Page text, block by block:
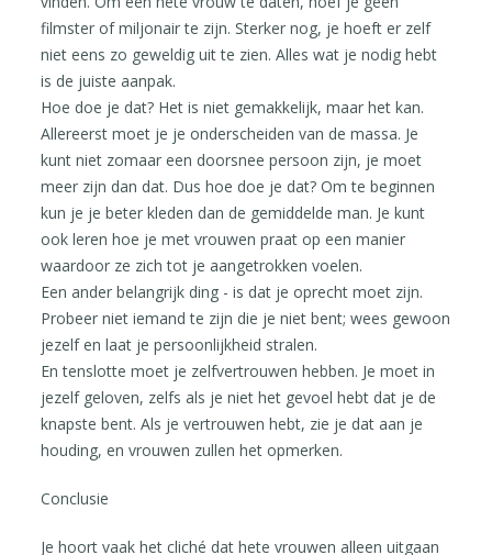
filmster of miljonair te zijn. Sterker nog, je hoeft er zelf
niet eens zo geweldig uit te zien. Alles wat je nodig hebt
is de juiste aanpak.
Hoe doe je dat? Het is niet gemakkelijk, maar het kan.
Allereerst moet je je onderscheiden van de massa. Je
kunt niet zomaar een doorsnee persoon zijn, je moet
meer zijn dan dat. Dus hoe doe je dat? Om te beginnen
kun je je beter kleden dan de gemiddelde man. Je kunt
ook leren hoe je met vrouwen praat op een manier
waardoor ze zich tot je aangetrokken voelen.
Een ander belangrijk ding - is dat je oprecht moet zijn.
Probeer niet iemand te zijn die je niet bent; wees gewoon
jezelf en laat je persoonlijkheid stralen.
En tenslotte moet je zelfvertrouwen hebben. Je moet in
jezelf geloven, zelfs als je niet het gevoel hebt dat je de
knapste bent. Als je vertrouwen hebt, zie je dat aan je
houding, en vrouwen zullen het opmerken.
Conclusie
Je hoort vaak het cliché dat hete vrouwen alleen uitgaan